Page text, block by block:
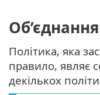
Політика, яка
правило, являє
декількох